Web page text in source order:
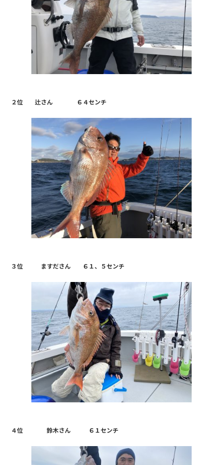
２位 辻さん ６４センチ
３位 ますださん ６１、５センチ
４位 鈴木さん ６１センチ